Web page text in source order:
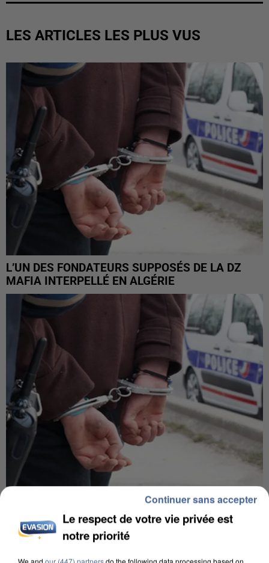
LES ARTICLES LES PLUS VUS
L’UN DES FONDATEURS SUPPOSÉS DE LA DZ
MAFIA INTERPELLÉ EN ALGÉRIE
UN SECOND CADRE DE LA DZ MAFIA
INTERPELLÉ EN ALGÉRIE
Le respect de votre vie privée est
notre priorité
We and our (447) partnersdo the following data processing based on
Continuer sans accepter